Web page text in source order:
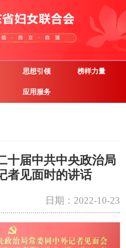
思想引领 榜样力量
应用服务
十届中共中央政治局
者见面时的讲话
日期：2022-10-23